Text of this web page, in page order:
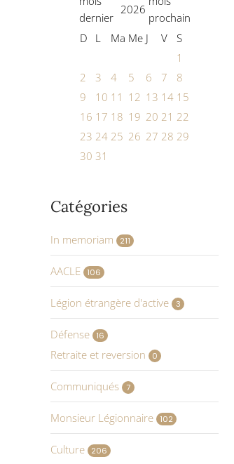
2026
D L Ma Me J V
S
1
2
3 4 5 6 7
8
9
10 11 12 13 14 15
16 17 18 19 20 21 22
23 24 25 26 27 28 29
30 31
Catégories
In memoriam 211
AACLE 106
Légion étrangère d'active 3
Défense 16
Retraite et reversion 0
Communiqués 7
Monsieur Légionnaire 102
Culture 206